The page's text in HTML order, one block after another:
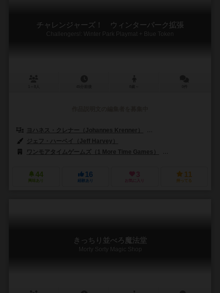
チャレンジャーズ！ ウィンターパーク拡張
Challengers!: Winter Park Playmat + Blue Token
ヨハネス・クレナー（Johannes Krenner）
ジェフ・ハーベイ（Jeff Harvey）
ワンモアタイムゲームズ（1 More Time Games）
44
興味あり
16
経験あり
3
お気に入り
11
持ってる
きっちり並べろ魔法堂
Morty Sorty Magic Shop